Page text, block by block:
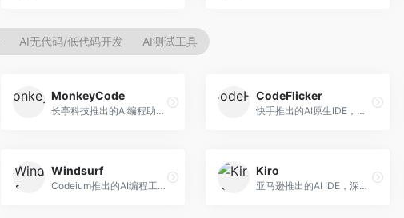
AI无代码/低代码开发 AI测试工具
MonkeyCode
长亭科技推出的AI编程助手，专注于安全开发。面向开发者，提供代码生成、安全检测、漏洞修复等服务，安全开发能力强。
CodeFlicker
快手推出的AI原生IDE，专注于短视频相关开发。面向快手生态开发者，提供代码生成、调试辅助等服务，与快手开发生态深度整合。
Windsurf
Codeium推出的AI编程工具，专注于代码智能辅助。面向开发者，提供代码补全、代码生成、代码解释等服务，多语言支持完善。
Kiro
亚马逊推出的AI IDE，深度整合AWS云服务。面向AWS开发者，提供代码生成、云服务集成、部署自动化等服务，与AWS生态无缝衔接。